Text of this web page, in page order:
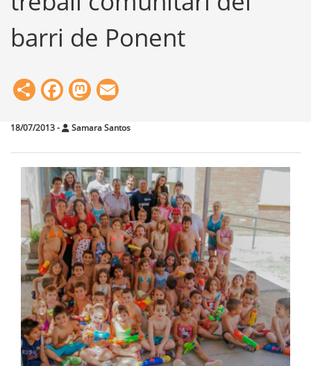
barri de Ponent
ShareFacebook
Mastodon
18/07/2013- Samara Santos